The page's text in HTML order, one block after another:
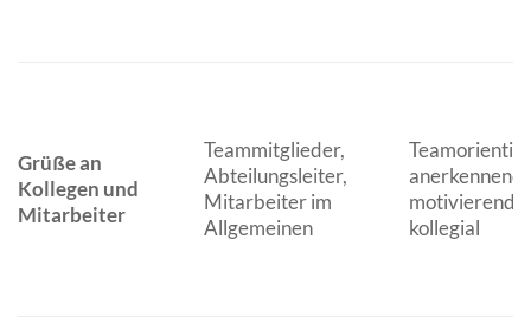
Grüße an
Kollegen und
Mitarbeiter
Teammitglieder,
Abteilungsleiter,
Mitarbeiter im
Allgemeinen
anerkennend,
motivierend,
kollegial